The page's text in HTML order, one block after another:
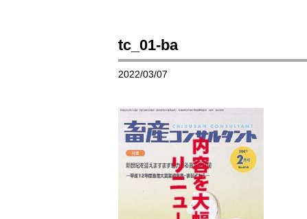
tc_01-ba
2022/03/07